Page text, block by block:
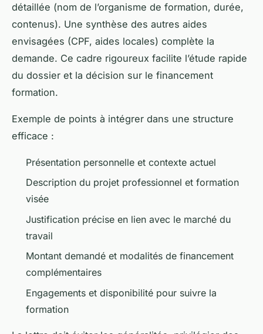
détaillée (nom de l’organisme de formation, durée,
contenus). Une synthèse des autres aides
envisagées (CPF, aides locales) complète la
demande. Ce cadre rigoureux facilite l’étude rapide
du dossier et la décision sur le financement
formation.
Exemple de points à intégrer dans une structure
efficace :
Présentation personnelle et contexte actuel
Description du projet professionnel et formation
visée
Justification précise en lien avec le marché du
travail
Montant demandé et modalités de financement
complémentaires
Engagements et disponibilité pour suivre la
formation